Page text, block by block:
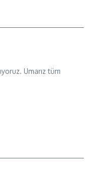
Umarız tüm